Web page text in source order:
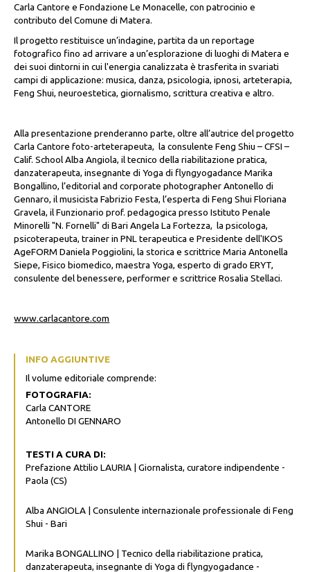
Carla Cantore e Fondazione Le Monacelle, con patrocinio e
contributo del Comune di Matera.
Il progetto restituisce un’indagine, partita da un reportage
fotografico fino ad arrivare a un’esplorazione di luoghi di Matera e
dei suoi dintorni in cui l'energia canalizzata è trasferita in svariati
campi di applicazione: musica, danza, psicologia, ipnosi, arteterapia,
Feng Shui, neuroestetica, giornalismo, scrittura creativa e altro.
Alla presentazione prenderanno parte, oltre all’autrice del progetto
Carla Cantore foto-arteterapeuta, la consulente Feng Shiu – CFSI –
Calif. School Alba Angiola, il tecnico della riabilitazione pratica,
danzaterapeuta, insegnante di Yoga di flyngyogadance Marika
Bongallino, l’editorial and corporate photographer Antonello di
Gennaro, il musicista Fabrizio Festa, l’esperta di Feng Shui Floriana
Gravela, il Funzionario prof. pedagogica presso Istituto Penale
Minorelli "N. Fornelli" di Bari Angela La Fortezza, la psicologa,
psicoterapeuta, trainer in PNL terapeutica e Presidente dell'IKOS
AgeFORM Daniela Poggiolini, la storica e scrittrice Maria Antonella
Siepe, Fisico biomedico, maestra Yoga, esperto di grado ERYT,
consulente del benessere, performer e scrittrice Rosalia Stellaci.
www.carlacantore.com
INFO AGGIUNTIVE
Il volume editoriale comprende:
FOTOGRAFIA:
Carla CANTORE
Antonello DI GENNARO
TESTI A CURA DI:
Prefazione Attilio LAURIA | Giornalista, curatore indipendente -
Paola (CS)
Alba ANGIOLA | Consulente internazionale professionale di Feng
Shui - Bari
Marika BONGALLINO | Tecnico della riabilitazione pratica,
danzaterapeuta, insegnante di Yoga di flyngyogadance -